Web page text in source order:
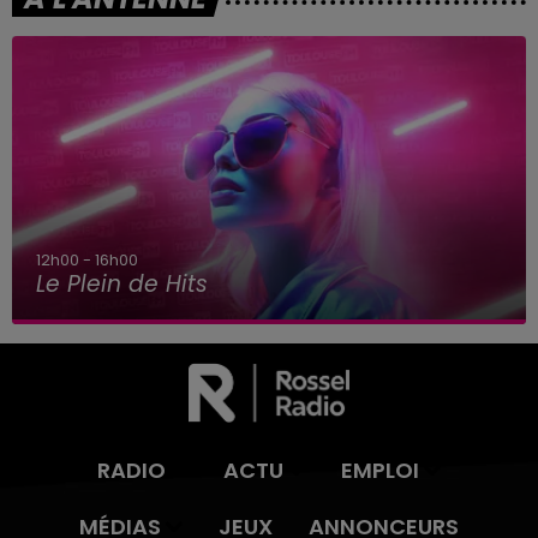
12h00 - 16h00
Le Plein de Hits
RADIO ACTU
EMPLOI
MÉDIAS
JEUX ANNONCEURS